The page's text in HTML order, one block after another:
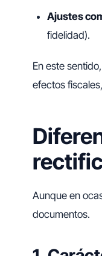
Ajustes
fidelidad).
En este
efectos
Aunque en
documentos.